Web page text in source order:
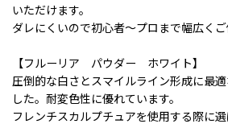
いただけます。
ダレにくいので初心者〜プロまで幅広くご
【フルーリア パウダー ホワイト】
圧倒的な白さとスマイルライン形成に最
した。耐変色性に優れています。
フレンチスカルプチュアを使用する際に選